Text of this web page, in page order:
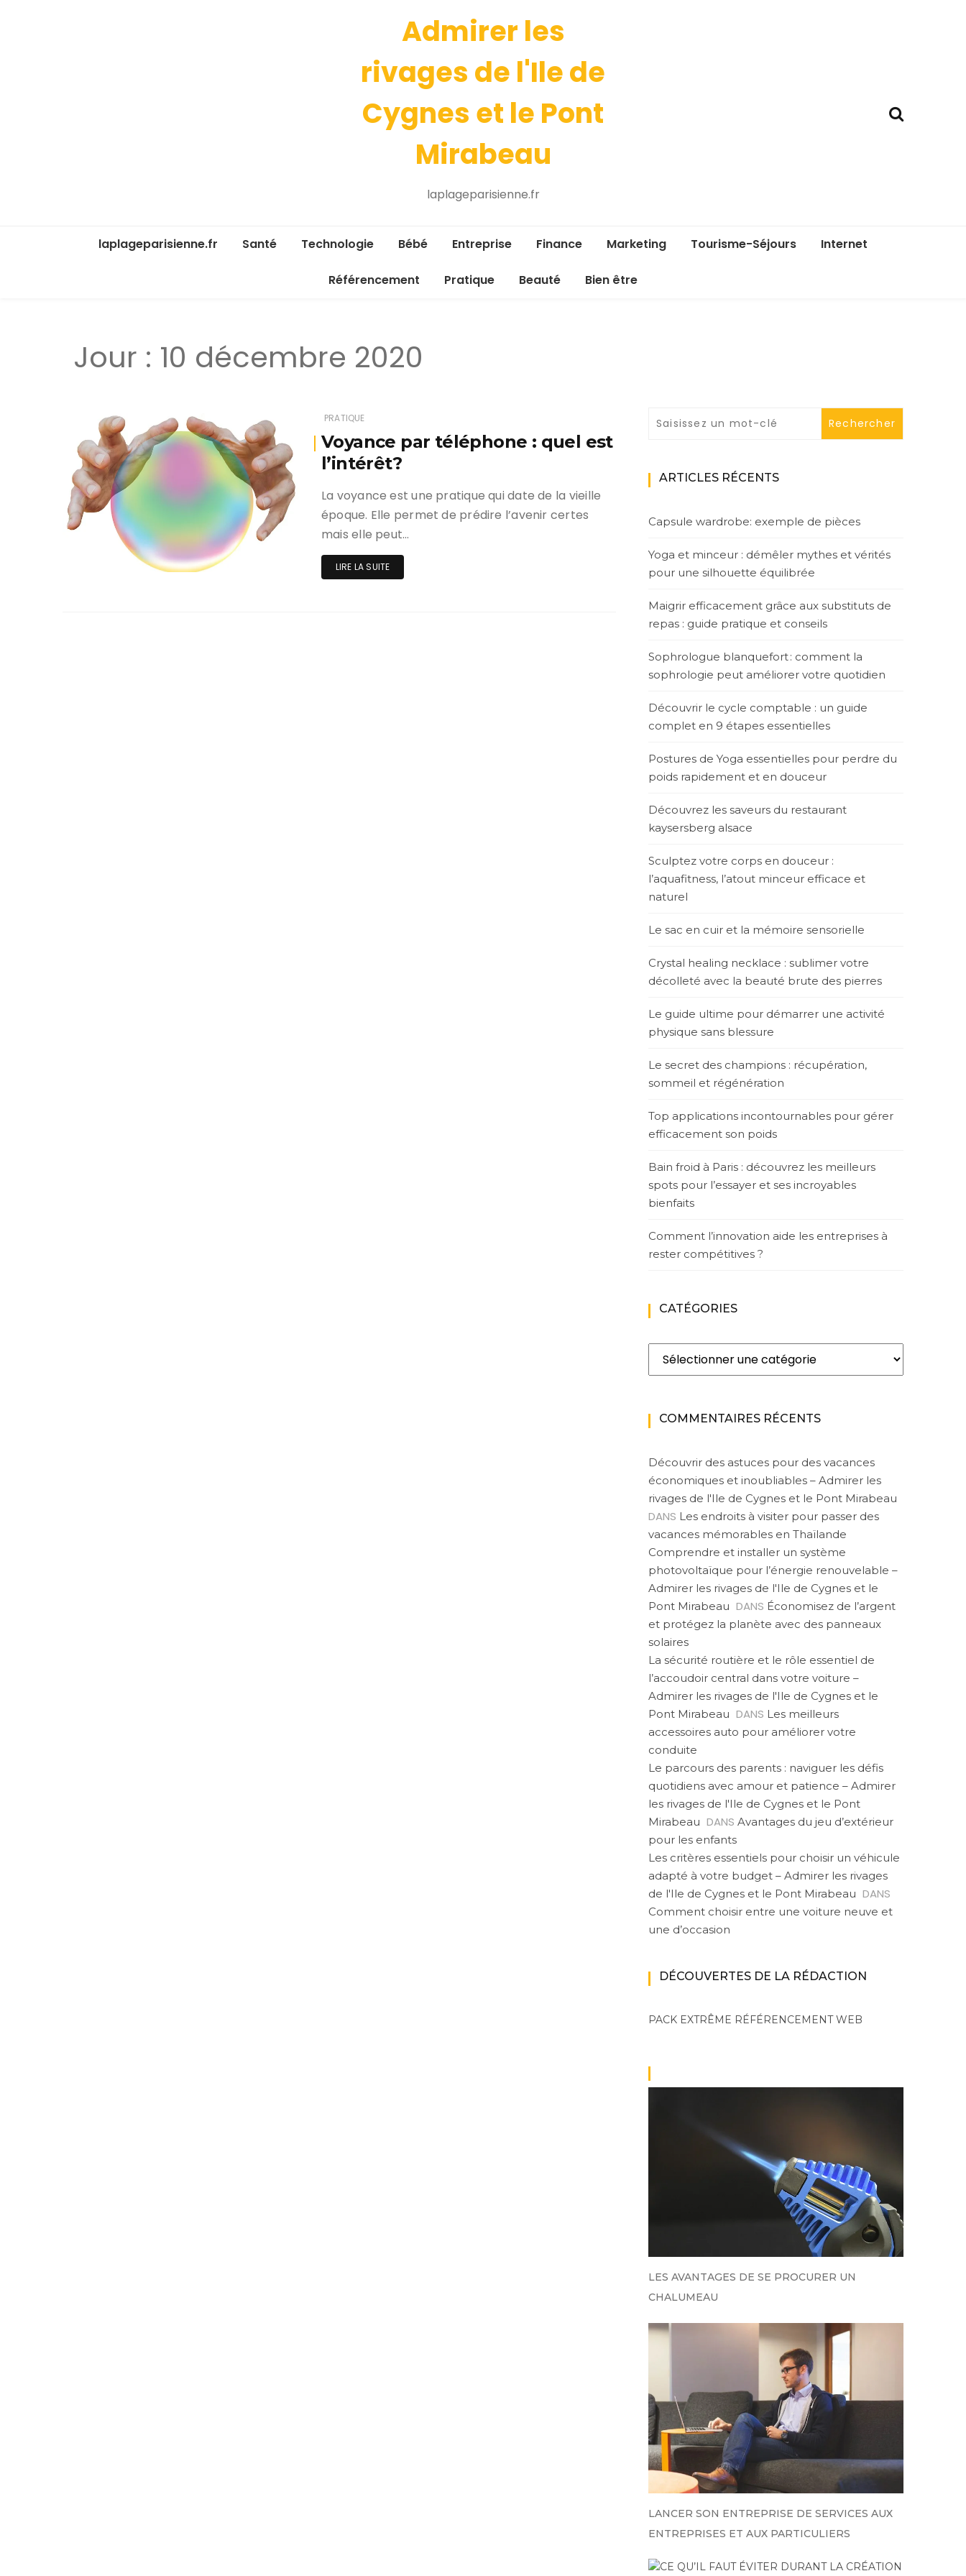
Admirer les
rivages de l'Ile de
Cygnes et le Pont
Mirabeau
laplageparisienne.fr
laplageparisienne.fr Santé Technologie Bébé Entreprise Finance Marketing Tourisme-Séjours Internet
Référencement Pratique Beauté Bien être
Jour : 10 décembre 2020
PRATIQUE
Voyance par téléphone : quel est
l’intérêt?
La voyance est une pratique qui date de la vieille
époque. Elle permet de prédire l’avenir certes
mais elle peut…
LIRE LA SUITE
ARTICLES RÉCENTS
Capsule wardrobe: exemple de pièces
Yoga et minceur : démêler mythes et vérités
pour une silhouette équilibrée
Maigrir efficacement grâce aux substituts de
repas : guide pratique et conseils
Sophrologue blanquefort : comment la
sophrologie peut améliorer votre quotidien
Découvrir le cycle comptable : un guide
complet en 9 étapes essentielles
Postures de Yoga essentielles pour perdre du
poids rapidement et en douceur
Découvrez les saveurs du restaurant
kaysersberg alsace
Sculptez votre corps en douceur :
l’aquafitness, l’atout minceur efficace et
naturel
Le sac en cuir et la mémoire sensorielle
Crystal healing necklace : sublimer votre
décolleté avec la beauté brute des pierres
Le guide ultime pour démarrer une activité
physique sans blessure
Le secret des champions : récupération,
sommeil et régénération
Top applications incontournables pour gérer
efficacement son poids
Bain froid à Paris : découvrez les meilleurs
spots pour l’essayer et ses incroyables
bienfaits
Comment l’innovation aide les entreprises à
rester compétitives ?
CATÉGORIES
Catégories
COMMENTAIRES RÉCENTS
Découvrir des astuces pour des vacances
économiques et inoubliables – Admirer les
rivages de l'Ile de Cygnes et le Pont Mirabeau
DANS Les endroits à visiter pour passer des
vacances mémorables en Thaïlande
Comprendre et installer un système
photovoltaïque pour l’énergie renouvelable –
Admirer les rivages de l'Ile de Cygnes et le
Pont Mirabeau DANS Économisez de l’argent
et protégez la planète avec des panneaux
solaires
La sécurité routière et le rôle essentiel de
l’accoudoir central dans votre voiture –
Admirer les rivages de l'Ile de Cygnes et le
Pont Mirabeau DANS Les meilleurs
accessoires auto pour améliorer votre
conduite
Le parcours des parents : naviguer les défis
quotidiens avec amour et patience – Admirer
les rivages de l'Ile de Cygnes et le Pont
Mirabeau DANS Avantages du jeu d’extérieur
pour les enfants
Les critères essentiels pour choisir un véhicule
adapté à votre budget – Admirer les rivages
de l'Ile de Cygnes et le Pont Mirabeau DANS
Comment choisir entre une voiture neuve et
une d’occasion
DÉCOUVERTES DE LA RÉDACTION
PACK EXTRÊME RÉFÉRENCEMENT WEB
LES AVANTAGES DE SE PROCURER UN
CHALUMEAU
LANCER SON ENTREPRISE DE SERVICES AUX
ENTREPRISES ET AUX PARTICULIERS